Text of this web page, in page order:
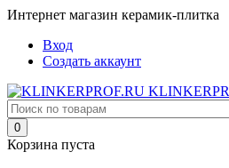
Интернет магазин керамик-
Вход
Создать аккаунт
0
Корзина пуста